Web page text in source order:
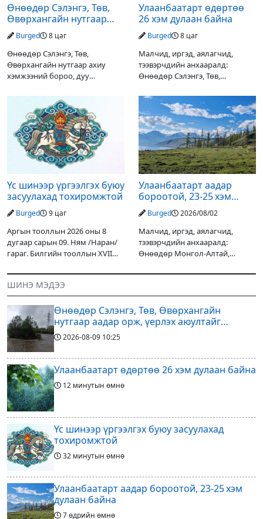
Өнөөдөр Сэлэнгэ, Төв,
Өвөрхангайн нутгаар
аадар орж, үерлэх
аюултайг анхааруулав
Burged 8 цаг
Өнөөдөр Сэлэнгэ, Төв,
Өвөрхангайн нутгаар ахиу
хэмжээний бороо, дуу
голын усны түвшин нэмэгдэх,
нөөлөг салхи, мөндөр, аянга
цахилгаан, үерийн аюулаас
сэрэмжлэхийг
Улаанбаатарт өдөртөө
26 хэм дулаан байна
Burged 8 цаг
Малчид, иргэд, аялагчид,
тээвэрчдийн анхааралд:
Өнөөдөр Сэлэнгэ, Төв,
хэмжээний бороо, дуу
цахилгаантай аадар бороо
орох тул голын усны түвшин
нэмэгдэх, нөөлөг салхи,
Үс шинээр үргээлгэх буюу
засуулахад тохиромжтой
Burged 9 цаг
Аргын тооллын 2026 оны 8
дугаар сарын 09. Ням /Наран/
гараг. Билгийн тооллын XVII
гал Морин жилийн Зуны адаг
хөхөгчин хонь сарын шинийн
19, Адъяа /Наран/
Улаанбаатарт аадар
бороотой, 23-25 хэм
дулаан байна
Burged 2026/08/02
Малчид, иргэд, аялагчид,
тээвэрчдийн анхааралд:
Өнөөдөр Монгол-Алтай,
уулархаг нутгаар бороо, дуу
орох тул голуудын усны
түвшин нэмэгдэх, нөөлөг
ШИНЭ МЭДЭЭ
Өнөөдөр Сэлэнгэ, Төв, Өвөрхангайн
нутгаар аадар орж, үерлэх аюултайг
анхааруулав
2026-08-09 10:25
Улаанбаатарт өдөртөө 26 хэм дулаан байна
12 минутын өмнө
Үс шинээр үргээлгэх буюу засуулахад
тохиромжтой
32 минутын өмнө
Улаанбаатарт аадар бороотой, 23-25 хэм
дулаан байна
7 өдрийн өмнө